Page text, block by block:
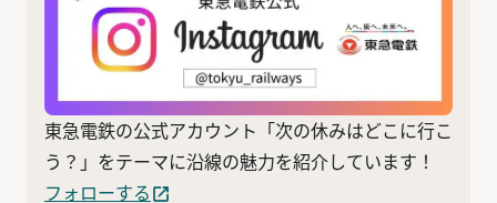
東急電鉄の公式アカウント「次の休みはどこに行こ
う？」をテーマに沿線の魅力を紹介しています！
フォローする